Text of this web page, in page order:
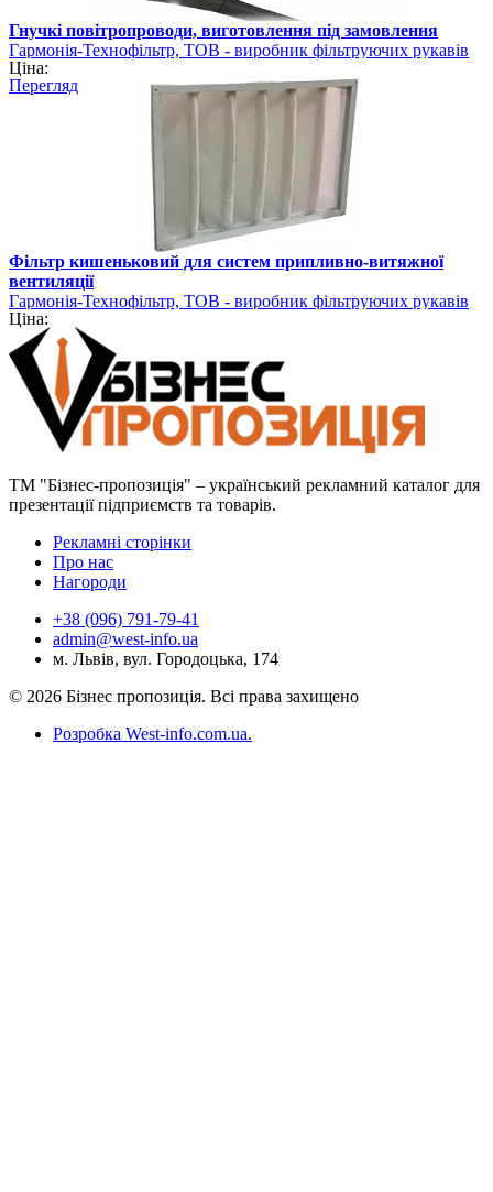
Гнучкі повітропроводи, виготовлення під замовлення
Гармонія-Технофільтр, ТОВ - виробник фільтруючих рукавів
Ціна:
Перегляд
Фільтр кишеньковий для систем припливно-витяжної
вентиляції
Гармонія-Технофільтр, ТОВ - виробник фільтруючих рукавів
Ціна:
ТМ "Бізнес-пропозиція" – український рекламний каталог для
презентації підприємств та товарів.
Рекламні сторінки
Про нас
Нагороди
+38 (096) 791-79-41
admin@west-info.ua
м. Львів, вул. Городоцька, 174
© 2026 Бізнес пропозиція. Всі права захищено
Розробка West-info.com.ua.